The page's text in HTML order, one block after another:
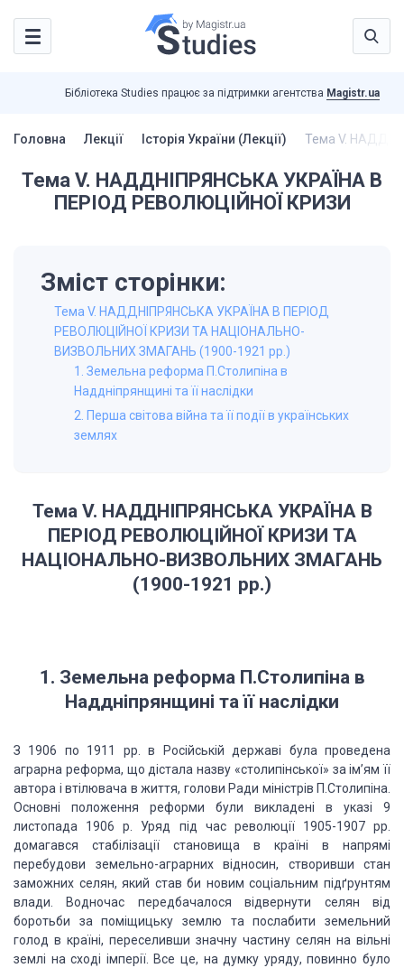
Бібліотека Studies працює за підтримки агентства Magistr.ua
Головна Лекції Історія України (Лекції) Тема V.
Тема V. НАДДНІПРЯНСЬКА УКРАЇНА В
ПЕРІОД РЕВОЛЮЦІЙНОЇ КРИЗИ
Зміст сторінки:
Тема V. НАДДНІПРЯНСЬКА УКРАЇНА В ПЕРІОД
РЕВОЛЮЦІЙНОЇ КРИЗИ ТА НАЦІОНАЛЬНО-
ВИЗВОЛЬНИХ ЗМАГАНЬ (1900-1921 рр.)
1. Земельна реформа П.Столипіна в
Наддніпрянщині та її наслідки
2. Перша світова війна та її події в українських
землях
Тема V. НАДДНІПРЯНСЬКА УКРАЇНА В
ПЕРІОД РЕВОЛЮЦІЙНОЇ КРИЗИ ТА
НАЦІОНАЛЬНО-ВИЗВОЛЬНИХ ЗМАГАНЬ
(1900-1921 рр.)
1. Земельна реформа П.Столипіна в
Наддніпрянщині та її наслідки
З 1906 по 1911 рр. в Російській державі була проведена
аграрна реформа, що дістала назву «столипінської» за ім’ям її
автора і втілювача в життя, голови Ради міністрів П.Столипіна.
Основні положення реформи були викладені в указі 9
листопада 1906 р. Уряд під час революції 1905-1907 рр.
домагався стабілізації становища в країні в напрямі
перебудови земельно-аграрних відносин, створивши стан
заможних селян, який став би новим соціальним підґрунтям
влади. Водночас передбачалося відвернути селян від
боротьби за поміщицьку землю та послабити земельний
голод в країні, переселивши значну частину селян на вільні
землі на сході імперії. Все це, на думку уряду, повинно було